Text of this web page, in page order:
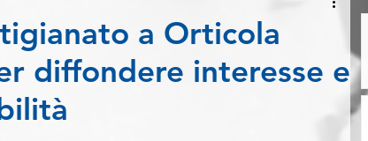
a Orticola
diffondere interesse e